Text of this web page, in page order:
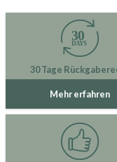
30 Tage
Mehr erfahren